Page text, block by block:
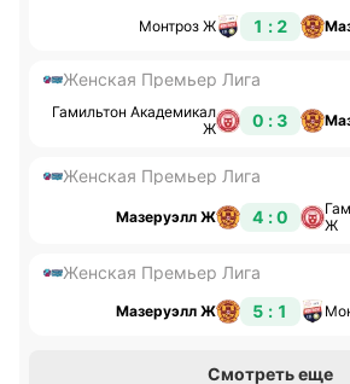
Монтроз Ж 1 : 2
Женская Премьер Лига
Гамильтон Академикал
Ж
0 : 3
Женская Премьер Лига
Мазеруэлл Ж 4 : 0
Ж
Женская Премьер Лига
Мазеруэлл Ж 5 : 1
Смотреть еще